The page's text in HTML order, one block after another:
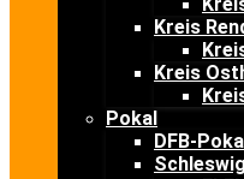
Kreis
Kreis
Pokal
DFB-